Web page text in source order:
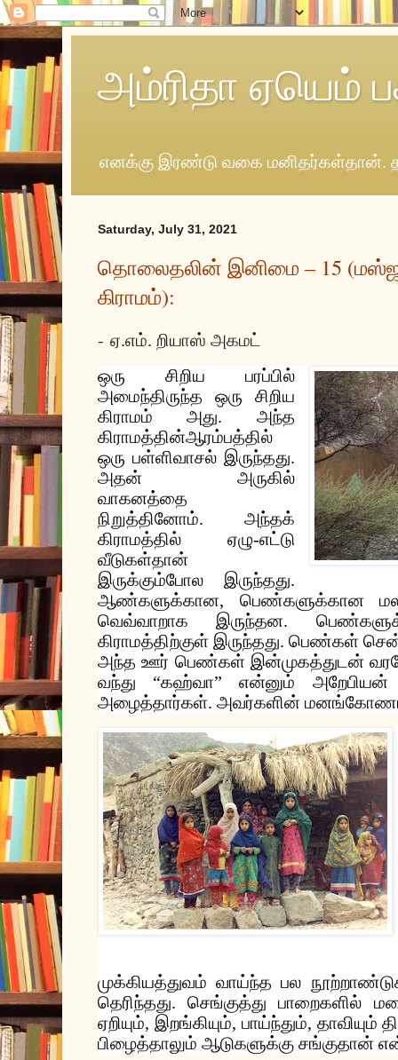
அம்ரிதா ஏயெம்
எனக்கு இரண்டு வகை மனிதர்கள்தான்.
Saturday, July 31, 2021
தொலைதலின் இனிமை – 15
கிராமம்):
- ஏ.எம். றியாஸ் அகமட்
ஒரு
சிறிய
பரப்பில்
அமைந்திருந்த
ஒரு
சிறிய
கிராமம்
அது. அந்த
கிராமத்தின்ஆரம்பத்தில்
ஒரு பள்ளிவாசல் இருந்தது.
அதன்
அருகில்
வாகனத்தை
நிறுத்தினோம். அந்தக்
கிராமத்தில்
ஏழு-எட்டு
வீடுகள்தான்
இருக்கும்போல
இருந்தது.
ஆண்களுக்கான, பெண்களுக்கான
வெவ்வாறாக
இருந்தன.
கிராமத்திற்குள் இருந்தது. பெண்கள்
அந்த ஊர் பெண்கள் இன்முகத்துடன்
வந்து
“கஹ்வா” என்னும்
அறேபியன்
அழைத்தார்கள். அவர்களின்
முக்கியத்துவம் வாய்ந்த பல
தெரிந்தது.செங்குத்து பாறைகளில்
ஏறியும், இறங்கியும், பாய்ந்தும், தாவியும்
பிழைத்தாலும் ஆடுகளுக்கு சங்குதான்